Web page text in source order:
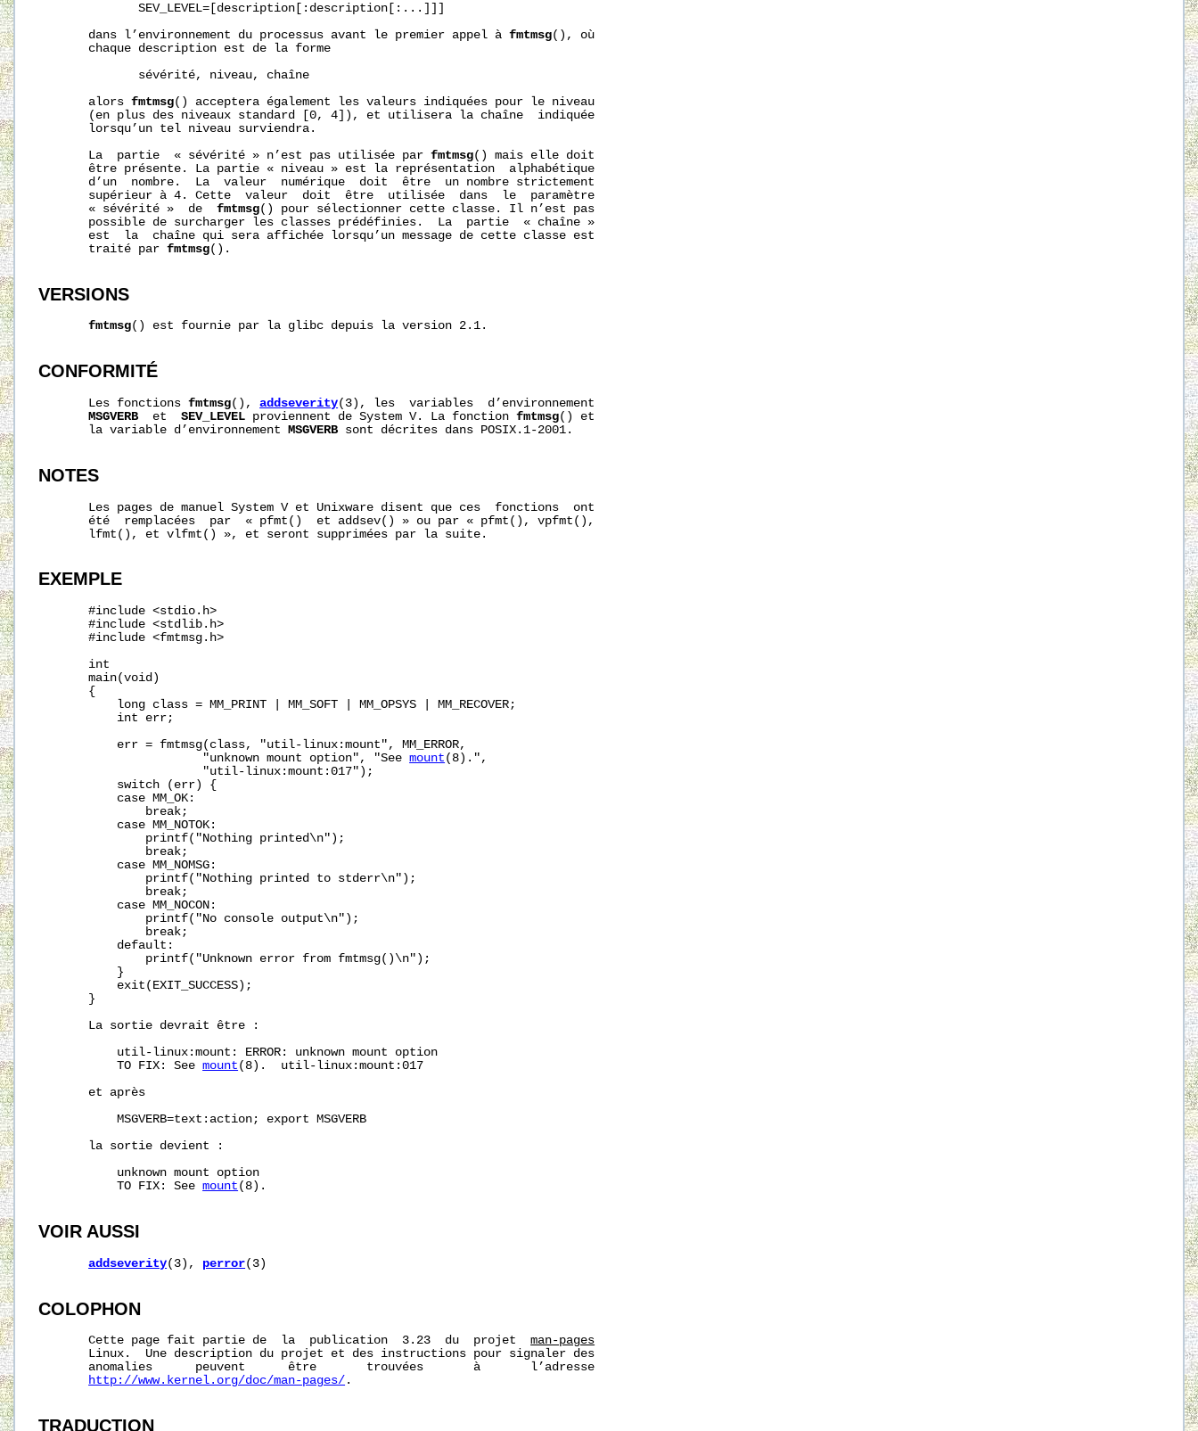
              SEV_LEVEL=[description[:description[:...]]]
       dans l’environnement du processus avant le premier appel à
fmtmsg(), où
       chaque description est de la forme
              sévérité, niveau, chaîne
       alors
fmtmsg() acceptera également les valeurs indiquées pour le niveau
       (en plus des niveaux standard [0, 4]), et utilisera la chaîne  indiquée
       lorsqu’un tel niveau surviendra.
       La  partie  « sévérité » n’est pas utilisée par
fmtmsg() mais elle doit
       être présente. La partie « niveau » est la représentation  alphabétique
       d’un  nombre.  La  valeur  numérique  doit  être  un nombre strictement
       supérieur à 4. Cette  valeur  doit  être  utilisée  dans  le  paramètre
       « sévérité »  de
fmtmsg() pour sélectionner cette classe. Il n’est pas
       possible de surcharger les classes prédéfinies.  La  partie  « chaîne »
       est  la  chaîne qui sera affichée lorsqu’un message de cette classe est
       traité par
fmtmsg().
VERSIONS
fmtmsg() est fournie par la glibc depuis la version 2.1.
CONFORMITÉ
       Les fonctions
fmtmsg(), addseverity(3), les  variables  d’environnement
MSGVERB
  et
SEV_LEVEL proviennent de System V. La fonction fmtmsg() et
       la variable d’environnement
MSGVERB sont décrites dans POSIX.1-2001.
NOTES
       Les pages de manuel System V et Unixware disent que ces  fonctions  ont
       été  remplacées  par  « pfmt()  et addsev() » ou par « pfmt(), vpfmt(),
       lfmt(), et vlfmt() », et seront supprimées par la suite.
EXEMPLE
       #include <stdio.h>
       #include <stdlib.h>
       #include <fmtmsg.h>
       int
       main(void)
       {
           long class = MM_PRINT | MM_SOFT | MM_OPSYS | MM_RECOVER;
           int err;
           err = fmtmsg(class, "util-linux:mount", MM_ERROR,
                       "unknown mount option", "See
mount (8).",
                       "util-linux:mount:017");
           switch (err) {
           case MM_OK:
               break;
           case MM_NOTOK:
               printf("Nothing printed\n");
               break;
           case MM_NOMSG:
               printf("Nothing printed to stderr\n");
               break;
           case MM_NOCON:
               printf("No console output\n");
               break;
           default:
               printf("Unknown error from fmtmsg()\n");
           }
           exit(EXIT_SUCCESS);
       }
       La sortie devrait être :
           util-linux:mount: ERROR: unknown mount option
           TO FIX: See
mount (8).  util-linux:mount:017
       et après
           MSGVERB=text:action; export MSGVERB
       la sortie devient :
           unknown mount option
           TO FIX: See
mount (8).
VOIR AUSSI
addseverity(3), perror(3)
COLOPHON
       Cette page fait partie de  la  publication  3.23  du  projet
man-pages
       Linux.  Une description du projet et des instructions pour signaler des
       anomalies      peuvent      être       trouvées       à       l’adresse
http://www.kernel.org/doc/man-pages/ .
TRADUCTION